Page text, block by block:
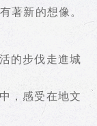
著新的想像。
的步伐走進城
，感受在地文